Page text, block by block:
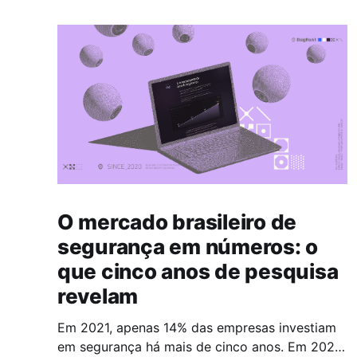
O mercado brasileiro de
segurança em números: o
que cinco anos de pesquisa
revelam
Em 2021, apenas 14% das empresas investiam
em segurança há mais de cinco anos. Em 2026,